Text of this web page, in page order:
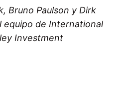
Bruno Paulson y Dirk
equipo de International
Investment